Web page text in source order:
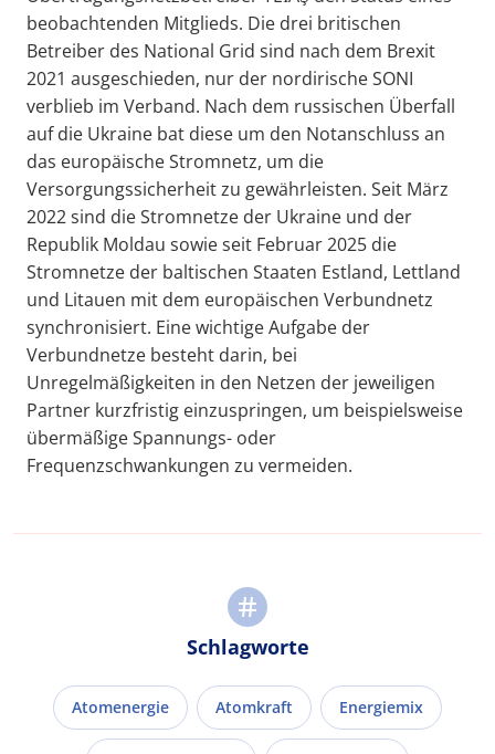
beobachtenden Mitglieds. Die drei britischen
Betreiber des National Grid sind nach dem Brexit
2021 ausgeschieden, nur der nordirische SONI
verblieb im Verband. Nach dem russischen Überfall
auf die Ukraine bat diese um den Notanschluss an
das europäische Stromnetz, um die
Versorgungssicherheit zu gewährleisten. Seit März
2022 sind die Stromnetze der Ukraine und der
Republik Moldau sowie seit Februar 2025 die
Stromnetze der baltischen Staaten Estland, Lettland
und Litauen mit dem europäischen Verbundnetz
synchronisiert. Eine wichtige Aufgabe der
Verbundnetze besteht darin, bei
Unregelmäßigkeiten in den Netzen der jeweiligen
Partner kurzfristig einzuspringen, um beispielsweise
übermäßige Spannungs- oder
Frequenzschwankungen zu vermeiden.
Schlagworte
Atomenergie Atomkraft Energiemix